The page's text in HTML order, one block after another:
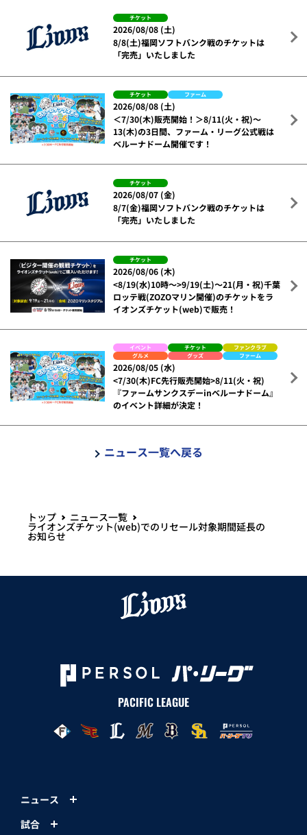
チケット
2026/08/08 (土)
8/8(土)福岡ソフトバンク戦のチケットは
「完売」いたしました
チケット ファーム
2026/08/08 (土)
＜7/30(木)販売開始！＞8/11(火・祝)～
13(木)の3日間、ファーム・リーグ公式戦は
ベルーナドーム開催です！
チケット
2026/08/07 (金)
8/7(金)福岡ソフトバンク戦のチケットは
「完売」いたしました
チケット
2026/08/06 (木)
<8/19(水)10時～>9/19(土)～21(月・祝)千葉
ロッテ戦(ZOZOマリン開催)のチケットをラ
イオンズチケット(web)で販売！
イベント チケット
ファンクラブ
グルメ
グッズ ファーム
2026/08/05 (水)
<7/30(木)FC先行販売開始>8/11(火・祝)
『ファームサンクスデーinベルーナドーム』
のイベント詳細が決定！
ニュース一覧へ戻る
トップ ニュース一覧
ライオンズチケット(web)でのリセール対象期間延長の
お知らせ
PACIFIC LEAGUE
ニュース
試合